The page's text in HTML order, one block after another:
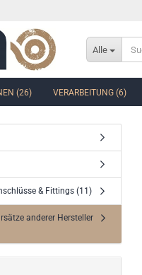
Alle
(26) VERARBEITUNG (6)
& Fittings (11)
anderer Hersteller